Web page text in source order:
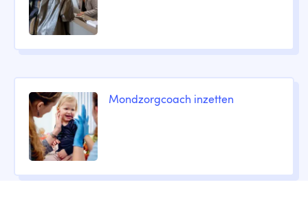
Mondzorgcoach inzetten